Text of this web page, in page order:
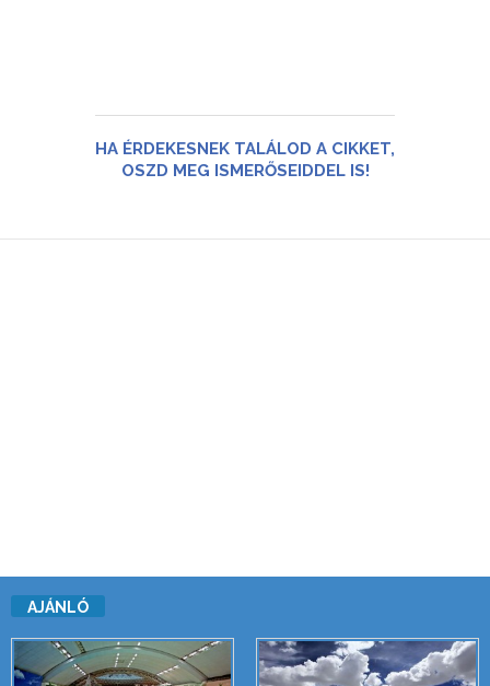
HA ÉRDEKESNEK TALÁLOD A CIKKET,
OSZD MEG ISMERŐSEIDDEL IS!
AJÁNLÓ